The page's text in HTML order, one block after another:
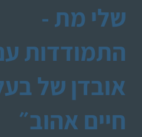
שלי מת -
התמודדות
אובדן של
חיים אהוב״